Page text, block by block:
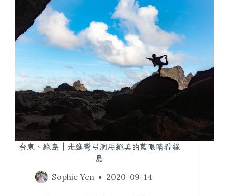
台東、綠島｜走進彎弓洞用絕美的藍眼睛看綠
島
Sophie Yen
2020-09-14